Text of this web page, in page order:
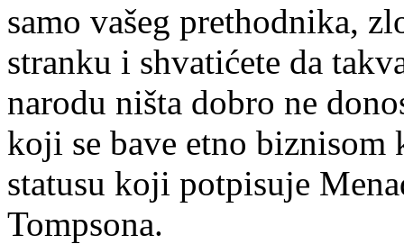
samo vašeg prethodnika,
stranku i shvatićete da
narodu ništa dobro ne
koji se bave etno
statusu koji potpisuje
Tompsona.